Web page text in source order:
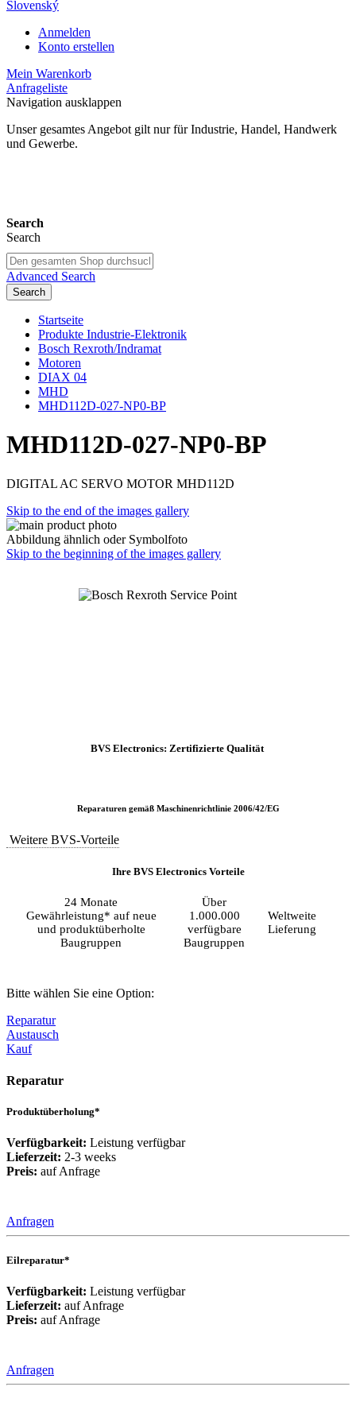
Slovenský
Anmelden
Konto erstellen
Mein Warenkorb
Anfrageliste
Navigation ausklappen
Unser gesamtes Angebot gilt nur für Industrie, Handel, Handwerk
und Gewerbe.
Search
Search
Advanced Search
Search
Startseite
Produkte Industrie-Elektronik
Bosch Rexroth/Indramat
Motoren
DIAX 04
MHD
MHD112D-027-NP0-BP
MHD112D-027-NP0-BP
DIGITAL AC SERVO MOTOR MHD112D
Skip to the end of the images gallery
Abbildung ähnlich oder Symbolfoto
Skip to the beginning of the images gallery
BVS Electronics: Zertifizierte Qualität
Reparaturen gemäß Maschinenrichtlinie 2006/42/EG
Weitere BVS-Vorteile
Ihre BVS Electronics Vorteile
24 Monate
Gewährleistung* auf neue
und produktüberholte
Baugruppen
Über
1.000.000
verfügbare
Baugruppen
Weltweite
Lieferung
Bitte wählen Sie eine Option:
Reparatur
Austausch
Kauf
Reparatur
Produktüberholung*
Verfügbarkeit: Leistung verfügbar
Lieferzeit: 2-3 weeks
Preis: auf Anfrage
Anfragen
Eilreparatur*
Verfügbarkeit: Leistung verfügbar
Lieferzeit: auf Anfrage
Preis: auf Anfrage
Anfragen